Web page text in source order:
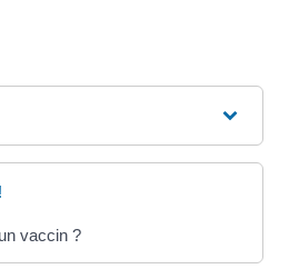
vaccin ?